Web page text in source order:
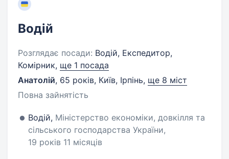
Водій
Розглядає посади: Водій, Експедитор,
Комірник, ще 1 посада
Анатолій, 65 років, Київ, Ірпінь, ще 8 міст
Повна зайнятість
Водій, Міністерство економіки, довкілля та
сільського господарства України,
19 років 11 місяців